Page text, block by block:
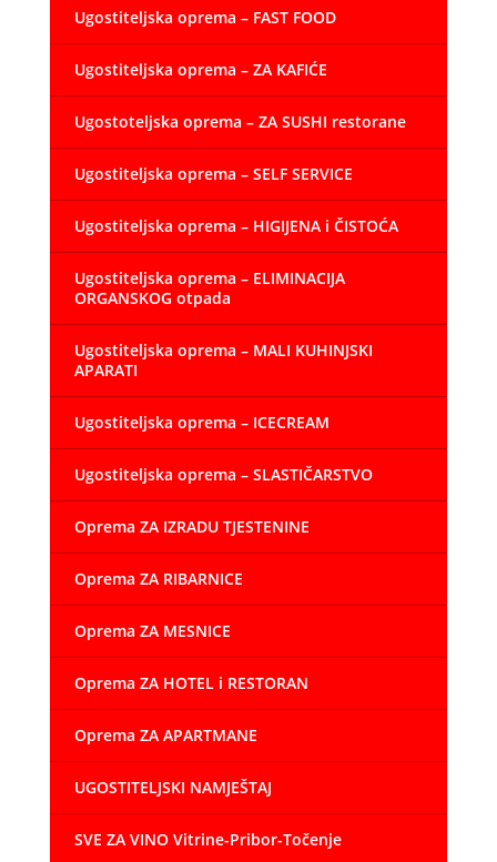
Ugostiteljska oprema – FAST FOOD
Ugostiteljska oprema – ZA KAFIĆE
Ugostoteljska oprema – ZA SUSHI restorane
Ugostiteljska oprema – SELF SERVICE
Ugostiteljska oprema – HIGIJENA i ČISTOĆA
Ugostiteljska oprema – ELIMINACIJA
ORGANSKOG otpada
Ugostiteljska oprema – MALI KUHINJSKI
APARATI
Ugostiteljska oprema – ICECREAM
Ugostiteljska oprema – SLASTIČARSTVO
Oprema ZA IZRADU TJESTENINE
Oprema ZA RIBARNICE
Oprema ZA MESNICE
Oprema ZA HOTEL i RESTORAN
Oprema ZA APARTMANE
UGOSTITELJSKI NAMJEŠTAJ
SVE ZA VINO Vitrine-Pribor-Točenje